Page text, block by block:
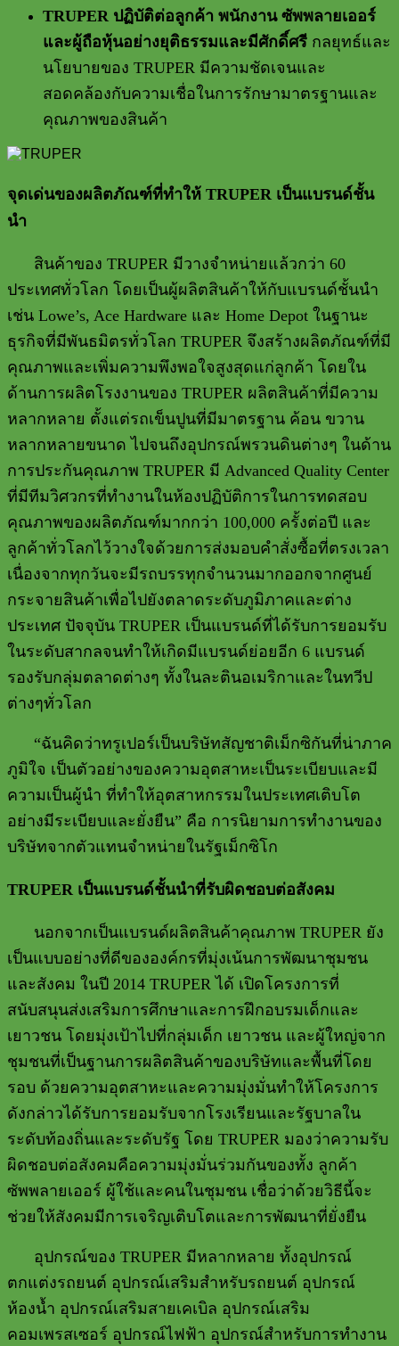
TRUPER ปฏิบัติต่อลูกค้า พนักงาน ซัพพลายเออร์
และผู้ถือหุ้นอย่างยุติธรรมและมีศักดิ์ศรี กลยุทธ์และ
นโยบายของ TRUPER มีความชัดเจนและ
สอดคล้องกับความเชื่อในการรักษามาตรฐานและ
คุณภาพของสินค้า
จุดเด่นของผลิตภัณฑ์ที่ทำให้ TRUPER เป็นแบรนด์ชั้น
นำ
สินค้าของ TRUPER มีวางจำหน่ายแล้วกว่า 60
ประเทศทั่วโลก โดยเป็นผู้ผลิตสินค้าให้กับแบรนด์ชั้นนำ
เช่น Lowe’s, Ace Hardware และ Home Depot ในฐานะ
ธุรกิจที่มีพันธมิตรทั่วโลก TRUPER จึงสร้างผลิตภัณฑ์ที่มี
คุณภาพและเพิ่มความพึงพอใจสูงสุดแก่ลูกค้า โดยใน
ด้านการผลิตโรงงานของ TRUPER ผลิตสินค้าที่มีความ
หลากหลาย ตั้งแต่รถเข็นปูนที่มีมาตรฐาน ค้อน ขวาน
หลากหลายขนาด ไปจนถึงอุปกรณ์พรวนดินต่างๆ ในด้าน
การประกันคุณภาพ TRUPER มี Advanced Quality Center
ที่มีทีมวิศวกรที่ทำงานในห้องปฏิบัติการในการทดสอบ
คุณภาพของผลิตภัณฑ์มากกว่า 100,000 ครั้งต่อปี และ
ลูกค้าทั่วโลกไว้วางใจด้วยการส่งมอบคำสั่งซื้อที่ตรงเวลา
เนื่องจากทุกวันจะมีรถบรรทุกจำนวนมากออกจากศูนย์
กระจายสินค้าเพื่อไปยังตลาดระดับภูมิภาคและต่าง
ประเทศ ปัจจุบัน TRUPER เป็นแบรนด์ที่ได้รับการยอมรับ
ในระดับสากลจนทำให้เกิดมีแบรนด์ย่อยอีก 6 แบรนด์
รองรับกลุ่มตลาดต่างๆ ทั้งในละตินอเมริกาและในทวีป
ต่างๆทั่วโลก
“ฉันคิดว่าทรูเปอร์เป็นบริษัทสัญชาติเม็กซิกันที่น่าภาค
ภูมิใจ เป็นตัวอย่างของความอุตสาหะเป็นระเบียบและมี
ความเป็นผู้นำ ที่ทำให้อุตสาหกรรมในประเทศเติบโต
อย่างมีระเบียบและยั่งยืน” คือ การนิยามการทำงานของ
บริษัทจากตัวแทนจำหน่ายในรัฐเม็กซิโก
TRUPER เป็นแบรนด์ชั้นนำที่รับผิดชอบต่อสังคม
นอกจากเป็นแบรนด์ผลิตสินค้าคุณภาพ TRUPER ยัง
เป็นแบบอย่างที่ดีขององค์กรที่มุ่งเน้นการพัฒนาชุมชน
และสังคม ในปี 2014 TRUPERได้ เปิดโครงการที่
สนับสนุนส่งเสริมการศึกษาและการฝึกอบรมเด็กและ
เยาวชน โดยมุ่งเป้าไปที่กลุ่มเด็ก เยาวชน และผู้ใหญ่จาก
ชุมชนที่เป็นฐานการผลิตสินค้าของบริษัทและพื้นที่โดย
รอบ ด้วยความอุตสาหะและความมุ่งมั่นทำให้โครงการ
ดังกล่าวได้รับการยอมรับจากโรงเรียนและรัฐบาลใน
ระดับท้องถิ่นและระดับรัฐ โดย TRUPER มองว่าความรับ
ผิดชอบต่อสังคมคือความมุ่งมั่นร่วมกันของทั้ง ลูกค้า
ซัพพลายเออร์ ผู้ใช้และคนในชุมชน เชื่อว่าด้วยวิธีนี้จะ
ช่วยให้สังคมมีการเจริญเติบโตและการพัฒนาที่ยั่งยืน
อุปกรณ์ของ TRUPER มีหลากหลาย ทั้งอุปกรณ์
ตกแต่งรถยนต์ อุปกรณ์เสริมสำหรับรถยนต์ อุปกรณ์
ห้องน้ำ อุปกรณ์เสริมสายเคเบิล อุปกรณ์เสริม
คอมเพรสเซอร์ อุปกรณ์ไฟฟ้า อุปกรณ์สำหรับการทำงาน